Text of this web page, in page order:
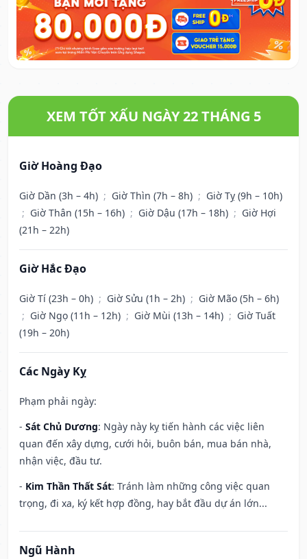
XEM TỐT XẤU NGÀY 22 THÁNG 5
Giờ Hoàng Đạo
Giờ Dần (3h – 4h) ; Giờ Thìn (7h – 8h) ; Giờ Tỵ (9h – 10h)
; Giờ Thân (15h – 16h) ; Giờ Dậu (17h – 18h) ; Giờ Hợi
(21h – 22h)
Giờ Hắc Đạo
Giờ Tí (23h – 0h) ; Giờ Sửu (1h – 2h) ; Giờ Mão (5h – 6h)
; Giờ Ngọ (11h – 12h) ; Giờ Mùi (13h – 14h) ; Giờ Tuất
(19h – 20h)
Các Ngày Kỵ
Phạm phải ngày:
- Sát Chủ Dương: Ngày này kỵ tiến hành các việc liên
quan đến xây dựng, cưới hỏi, buôn bán, mua bán nhà,
nhận việc, đầu tư.
- Kim Thần Thất Sát: Tránh làm những công việc quan
trọng, đi xa, ký kết hợp đồng, hay bắt đầu dự án lớn...
Ngũ Hành